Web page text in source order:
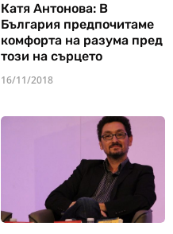
Катя Антонова: В
България предпочитаме
комфорта на разума пред
този на сърцето
16/11/2018